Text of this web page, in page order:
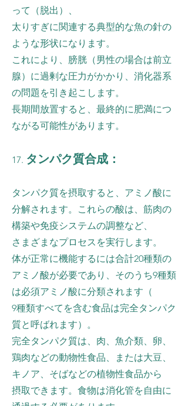
って（脱出）、
太りすぎに関連する典型的な魚の針の
ような形状になります。
これにより、膀胱（男性の場合は前立
腺）に過剰な圧力がかかり、消化器系
の問題を引き起こします。
長期間放置すると、最終的に肥満につ
ながる可能性があります。
17. タンパク質合成：
タンパク質を摂取すると、アミノ酸に
分解されます。これらの酸は、筋肉の
構築や免疫システムの調整など、
さまざまなプロセスを実行します。
体が正常に機能するには合計20種類の
アミノ酸が必要であり、そのうち9種類
は必須アミノ酸に分類されます（
9種類すべてを含む食品は完全タンパク
質と呼ばれます）。
完全タンパク質は、肉、魚介類、卵、
鶏肉などの動物性食品、または大豆、
キノア、そばなどの植物性食品から
摂取できます。食物は消化管を自由に